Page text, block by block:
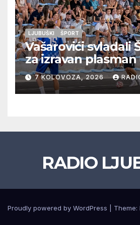
LJUBUŠKI ŠPORT
Vašarovići svladali
za izravan plasman
četvrtfinale, Grab
prolazak dalje,
večeras počinje
7 KOLOVOZA, 2026
RADIO
Proudly powered by WordPress Theme: